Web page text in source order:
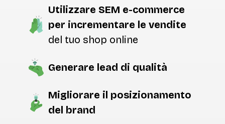
Utilizzare SEM e-commerce
per incrementare le vendite
del tuo shop online
Generare lead di qualità
Migliorare il posizionamento
del brand